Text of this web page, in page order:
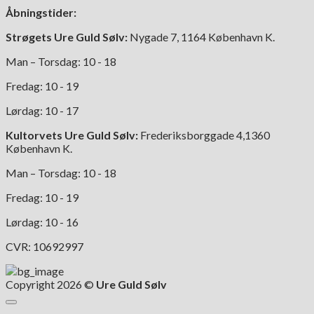
Åbningstider:
Strøgets Ure Guld Sølv: Nygade 7, 1164 København K.
Man – Torsdag: 10 - 18
Fredag: 10 - 19
Lørdag: 10 - 17
Kultorvets Ure Guld Sølv: Frederiksborggade 4,1360
København K.
Man – Torsdag: 10 - 18
Fredag: 10 - 19
Lørdag: 10 - 16
CVR: 10692997
Copyright 2026 © Ure Guld Sølv